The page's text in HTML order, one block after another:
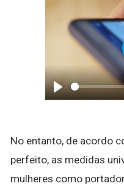
Play
No entanto, de acordo
perfeito, as medidas
mulheres como